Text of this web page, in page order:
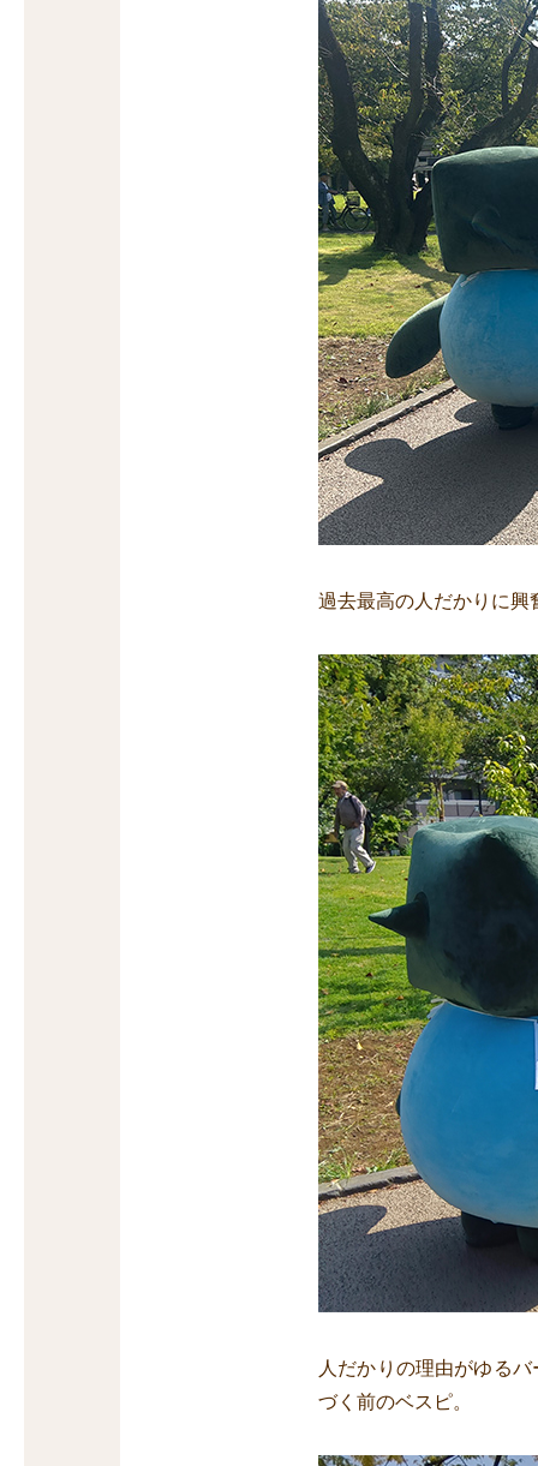
過去最高の人だかりに興
人だかりの理由がゆる
づく前のベスピ。